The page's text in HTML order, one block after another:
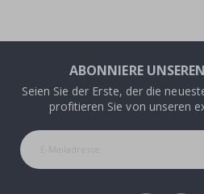
ABONNIERE
Seien Sie der Erste, der die
profitieren Sie von unseren